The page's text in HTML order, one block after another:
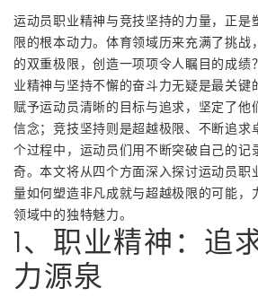
运动员职业精神与竞技坚持的力量，正是
限的根本动力。体育领域历来充满了挑战
的双重极限，创造一项项令人瞩目的成绩
业精神与坚持不懈的奋斗力无疑是最关键
赋予运动员清晰的目标与追求，坚定了他
信念；竞技坚持则是超越极限、不断追求
个过程中，运动员们用不断突破自己的记
奇。本文将从四个方面深入探讨运动员职
量如何塑造非凡成就与超越极限的可能，
领域中的独特魅力。
1、职业精神：追
力源泉